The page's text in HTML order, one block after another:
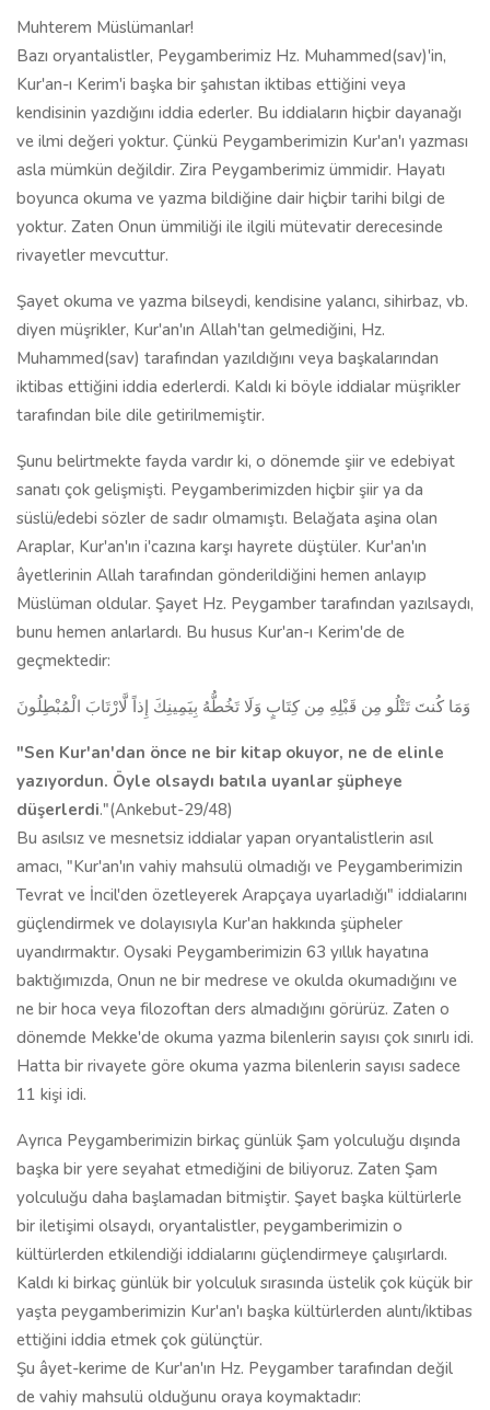
Muhterem Müslümanlar!
Bazı oryantalistler, Peygamberimiz Hz. Muhammed(sav)'in,
Kur'an-ı Kerim'i başka bir şahıstan iktibas ettiğini veya
kendisinin yazdığını iddia ederler. Bu iddiaların hiçbir dayanağı
ve ilmi değeri yoktur. Çünkü Peygamberimizin Kur'an'ı yazması
asla mümkün değildir. Zira Peygamberimiz ümmidir. Hayatı
boyunca okuma ve yazma bildiğine dair hiçbir tarihi bilgi de
yoktur. Zaten Onun ümmiliği ile ilgili mütevatir derecesinde
rivayetler mevcuttur.
Şayet okuma ve yazma bilseydi, kendisine yalancı, sihirbaz, vb.
diyen müşrikler, Kur'an'ın Allah'tan gelmediğini, Hz.
Muhammed(sav) tarafından yazıldığını veya başkalarından
iktibas ettiğini iddia ederlerdi. Kaldı ki böyle iddialar müşrikler
tarafından bile dile getirilmemiştir.
Şunu belirtmekte fayda vardır ki, o dönemde şiir ve edebiyat
sanatı çok gelişmişti. Peygamberimizden hiçbir şiir ya da
süslü/edebi sözler de sadır olmamıştı. Belağata aşina olan
Araplar, Kur'an'ın i'cazına karşı hayrete düştüler. Kur'an'ın
âyetlerinin Allah tarafından gönderildiğini hemen anlayıp
Müslüman oldular. Şayet Hz. Peygamber tarafından yazılsaydı,
bunu hemen anlarlardı. Bu husus Kur'an-ı Kerim'de de
geçmektedir:
وَمَا كُنتَ تَتْلُو مِن قَبْلِهِ مِن كِتَابٍ وَلَا تَخُطُّهُ بِيَمِينِكَ إِذاً لَّارْتَابَ الْمُبْطِلُونَ
"Sen Kur'an'dan önce ne bir kitap okuyor, ne de elinle
yazıyordun. Öyle olsaydı batıla uyanlar şüpheye
düşerlerdi."(Ankebut-29/48)
Bu asılsız ve mesnetsiz iddialar yapan oryantalistlerin asıl
amacı, "Kur'an'ın vahiy mahsulü olmadığı ve Peygamberimizin
Tevrat ve İncil'den özetleyerek Arapçaya uyarladığı" iddialarını
güçlendirmek ve dolayısıyla Kur'an hakkında şüpheler
uyandırmaktır. Oysaki Peygamberimizin 63 yıllık hayatına
baktığımızda, Onun ne bir medrese ve okulda okumadığını ve
ne bir hoca veya filozoftan ders almadığını görürüz. Zaten o
dönemde Mekke'de okuma yazma bilenlerin sayısı çok sınırlı idi.
Hatta bir rivayete göre okuma yazma bilenlerin sayısı sadece
11 kişi idi.
Ayrıca Peygamberimizin birkaç günlük Şam yolculuğu dışında
başka bir yere seyahat etmediğini de biliyoruz. Zaten Şam
yolculuğu daha başlamadan bitmiştir. Şayet başka kültürlerle
bir iletişimi olsaydı, oryantalistler, peygamberimizin o
kültürlerden etkilendiği iddialarını güçlendirmeye çalışırlardı.
Kaldı ki birkaç günlük bir yolculuk sırasında üstelik çok küçük bir
yaşta peygamberimizin Kur'an'ı başka kültürlerden alıntı/iktibas
ettiğini iddia etmek çok gülünçtür.
Şu âyet-kerime de Kur'an'ın Hz. Peygamber tarafından değil
de vahiy mahsulü olduğunu oraya koymaktadır: